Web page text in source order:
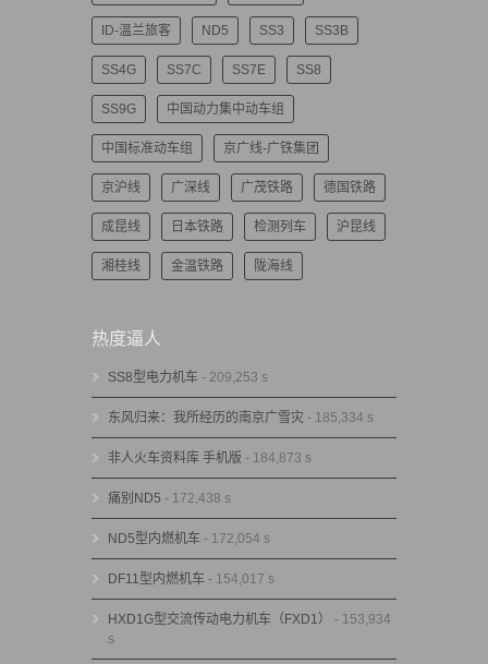
ID-温兰旅客 ND5 SS3 SS3B
SS4G SS7C SS7E SS8
SS9G 中国动力集中动车组
中国标准动车组 京广线-广铁集团
京沪线 广深线 广茂铁路 德国铁路
成昆线 日本铁路 检测列车 沪昆线
湘桂线 金温铁路 陇海线
热度逼人
SS8型电力机车 - 209,253 s
东风归来：我所经历的南京广雪灾 - 185,334 s
非人火车资料库 手机版 - 184,873 s
痛别ND5 - 172,438 s
ND5型内燃机车 - 172,054 s
DF11型内燃机车 - 154,017 s
HXD1G型交流传动电力机车（FXD1）
- 153,934
s